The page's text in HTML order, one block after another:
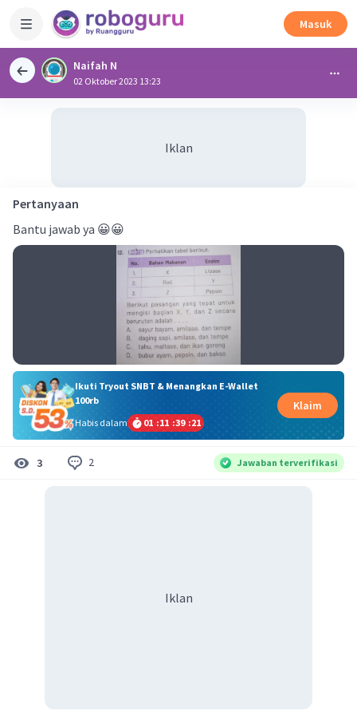
Masuk
Naifah N
02 Oktober 2023 13:23
Iklan
Pertanyaan
Bantu jawab ya 😀😀
Ikuti Tryout SNBT & Menangkan E-Wallet
100rb
Habis dalam
01 :11 :39 :21
Klaim
3 2 Jawaban terverifikasi
Iklan